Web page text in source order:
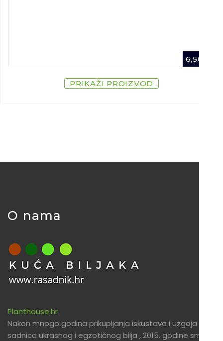
6,50
PRIKAŽI PROIZVOD
O nama
Planthouse.hr
Nakon mnogo godina prikupljanja iskustava i uzgoja
sadnica ukrasnog i egzotičnog bilja , 2015. godine smo